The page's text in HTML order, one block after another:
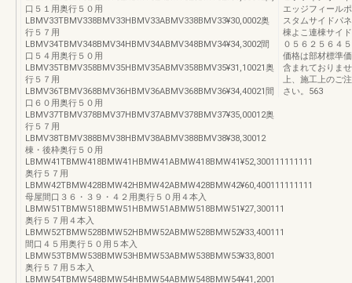
口５１用奥行５０用
LBMV33TBMV338BMV33HBMV33ABMV338BMV33¥30,0002奥
行５７用
LBMV34TBMV348BMV34HBMV34ABMV348BMV34¥34,3002間
口５４用奥行５０用
LBMV35TBMV358BMV35HBMV35ABMV358BMV35¥31,10021奥
行５７用
LBMV36TBMV368BMV36HBMV36ABMV368BMV36¥34,40021間
口６０用奥行５０用
LBMV37TBMV378BMV37HBMV37ABMV378BMV37¥35,00012奥
行５７用
LBMV38TBMV388BMV38HBMV38ABMV388BMV38¥38,30012
棟・後枠奥行５０用
LBMW41TBMW418BMW41HBMW41ABMW418BMW41¥52,300111111111
奥行５７用
LBMW42TBMW428BMW42HBMW42ABMW428BMW42¥60,400111111111
母屋間口３６・３９・４２用奥行５０用４本入
LBMW51TBMW518BMW51HBMW51ABMW518BMW51¥27,300111
奥行５７用４本入
LBMW52TBMW528BMW52HBMW52ABMW528BMW52¥33,400111
間口４５用奥行５０用５本入
LBMW53TBMW538BMW53HBMW53ABMW538BMW53¥33,8001
奥行５７用５本入
LBMW54TBMW548BMW54HBMW54ABMW548BMW54¥41,2001
エッジフィール
スタムサイドパ
棟よこ連棟サイ
０５６２５６４
価格は部材標準
含まれておりま
上、施工上のご
さい。563